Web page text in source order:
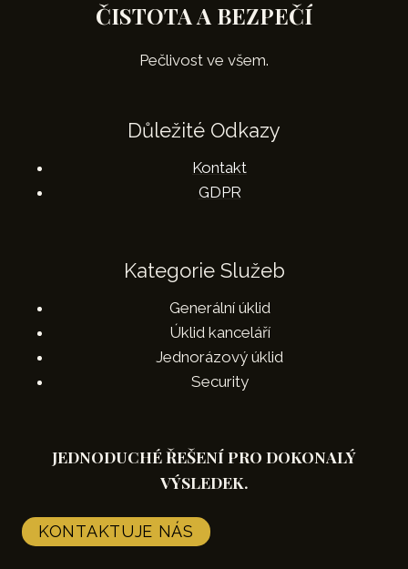
ČISTOTA A BEZPEČÍ
Pečlivost ve všem.
Důležité Odkazy
Kontakt
GDPR
Kategorie Služeb
Generální úklid
Úklid kanceláří
Jednorázový úklid
Security
JEDNODUCHÉ ŘEŠENÍ PRO DOKONALÝ
VÝSLEDEK.
KONTAKTUJE NÁS